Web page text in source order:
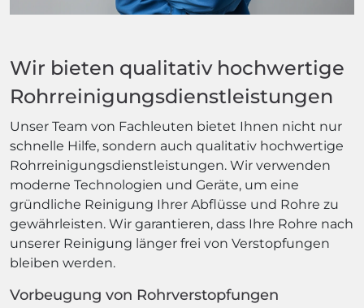
Wir bieten qualitativ hochwertige
Rohrreinigungsdienstleistungen
Unser Team von Fachleuten bietet Ihnen nicht nur
schnelle Hilfe, sondern auch qualitativ hochwertige
Rohrreinigungsdienstleistungen. Wir verwenden
moderne Technologien und Geräte, um eine
gründliche Reinigung Ihrer Abflüsse und Rohre zu
gewährleisten. Wir garantieren, dass Ihre Rohre nach
unserer Reinigung länger frei von Verstopfungen
bleiben werden.
Vorbeugung von Rohrverstopfungen